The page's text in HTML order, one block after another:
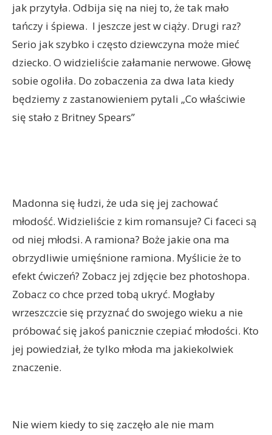
jak przytyła. Odbija się na niej to, że tak mało
tańczy i śpiewa. I jeszcze jest w ciąży. Drugi raz?
Serio jak szybko i często dziewczyna może mieć
dziecko. O widzieliście załamanie nerwowe. Głowę
sobie ogoliła. Do zobaczenia za dwa lata kiedy
będziemy z zastanowieniem pytali „Co właściwie
się stało z Britney Spears”
Madonna się łudzi, że uda się jej zachować
młodość. Widzieliście z kim romansuje? Ci faceci są
od niej młodsi. A ramiona? Boże jakie ona ma
obrzydliwie umięśnione ramiona. Myślicie że to
efekt ćwiczeń? Zobacz jej zdjęcie bez photoshopa.
Zobacz co chce przed tobą ukryć. Mogłaby
wrzeszczcie się przyznać do swojego wieku a nie
próbować się jakoś panicznie czepiać młodości. Kto
jej powiedział, że tylko młoda ma jakiekolwiek
znaczenie.
Nie wiem kiedy to się zaczęło ale nie mam